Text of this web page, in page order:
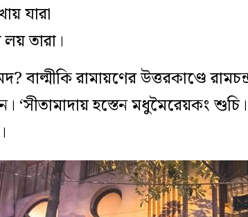
যারা
তারা।
বাল্মীকি রামায়ণের উত্তরকাণ্ডে
‘সীতামাদায় হস্তেন মধুমৈরেয়কং